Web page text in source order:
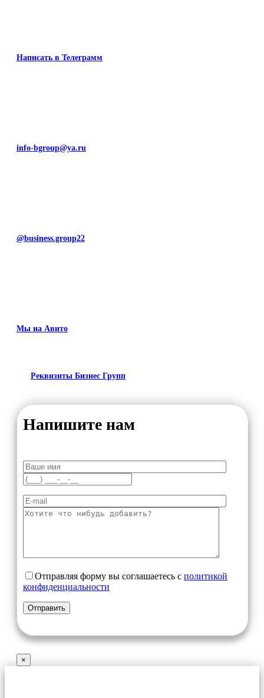
Написать в Телеграмм
info-bgroup@ya.ru
@business.group22
Мы на Авито
Реквизиты Бизнес Групп
Напишите нам
Отправляя форму вы соглашаетесь с политикой
конфиденциальности
×